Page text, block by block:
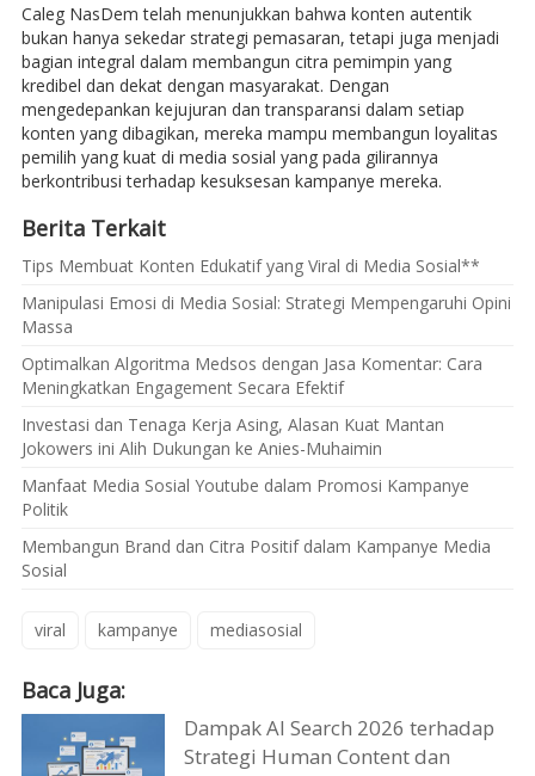
Caleg NasDem telah menunjukkan bahwa konten autentik
bukan hanya sekedar strategi pemasaran, tetapi juga menjadi
bagian integral dalam membangun citra pemimpin yang
kredibel dan dekat dengan masyarakat. Dengan
mengedepankan kejujuran dan transparansi dalam setiap
konten yang dibagikan, mereka mampu membangun loyalitas
pemilih yang kuat di media sosial yang pada gilirannya
berkontribusi terhadap kesuksesan kampanye mereka.
Berita Terkait
Tips Membuat Konten Edukatif yang Viral di Media Sosial**
Manipulasi Emosi di Media Sosial: Strategi Mempengaruhi Opini
Massa
Optimalkan Algoritma Medsos dengan Jasa Komentar: Cara
Meningkatkan Engagement Secara Efektif
Investasi dan Tenaga Kerja Asing, Alasan Kuat Mantan
Jokowers ini Alih Dukungan ke Anies-Muhaimin
Manfaat Media Sosial Youtube dalam Promosi Kampanye
Politik
Membangun Brand dan Citra Positif dalam Kampanye Media
Sosial
viral kampanye mediasosial
Baca Juga:
Dampak AI Search 2026 terhadap
Strategi Human Content dan